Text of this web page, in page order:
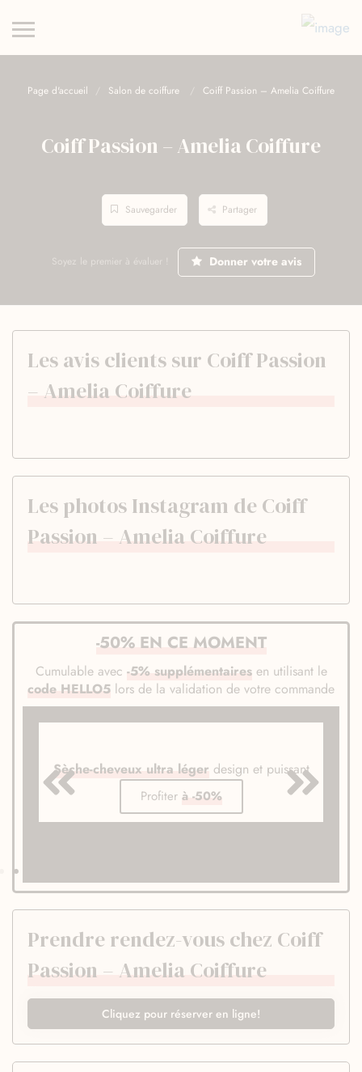
Page d'accueil Salon de coiffure Coiff Passion – Amelia Coiffure
Coiff Passion – Amelia Coiffure
Sauvegarder Partager
Soyez le premier à évaluer ! Donner votre avis
Les avis clients sur Coiff Passion
– Amelia Coiffure
Les photos Instagram de Coiff
Passion – Amelia Coiffure
-50% EN CE MOMENT
Cumulable avec -5% supplémentairesen utilisant le
code HELLO5 lors de la validation de votre commande
Sèche-cheveux ultra léger design et puissant
Profiter à -50%
Prendre rendez-vous chez Coiff
Passion – Amelia Coiffure
Cliquez pour réserver en ligne!